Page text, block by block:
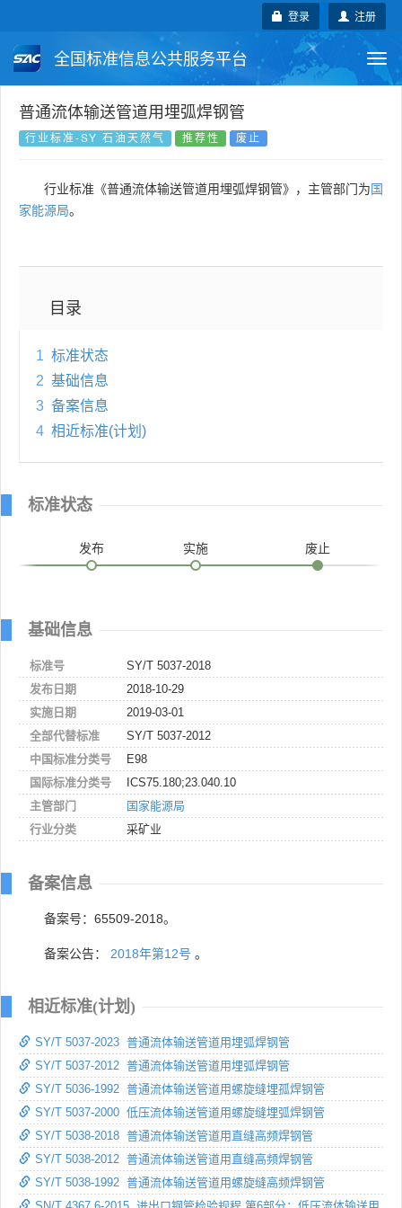
注册
登录
全国标准信息公共服务平台
国家标准 行业标准
国外标准 技术委员会
普通流体输送管道用埋弧焊钢管
行业标准-SY 石油天然气 推荐性 废止
行业标准《普通流体输送管道用埋弧焊钢管》，主管部门为国
家能源局。
目录
1 标准状态
2 基础信息
3 备案信息
4 相近标准(计划)
标准状态
发布 实施 废止
基础信息
标准号
SY/T 5037-2018
发布日期
2018-10-29
实施日期
2019-03-01
全部代替标准
SY/T 5037-2012
中国标准分类号
E98
国际标准分类号
ICS75.180;23.040.10
主管部门
国家能源局
行业分类
采矿业
备案信息
备案号：65509-2018。
备案公告： 2018年第12号 。
相近标准(计划)
SY/T 5037-2023 普通流体输送管道用埋弧焊钢管
SY/T 5037-2012 普通流体输送管道用埋弧焊钢管
SY/T 5036-1992 普通流体输送管道用螺旋缝埋孤焊钢管
SY/T 5037-2000 低压流体输送管道用螺旋缝埋弧焊钢管
SY/T 5038-2018 普通流体输送管道用直缝高频焊钢管
SY/T 5038-2012 普通流体输送管道用直缝高频焊钢管
SY/T 5038-1992 普通流体输送管道用螺旋缝高频焊钢管